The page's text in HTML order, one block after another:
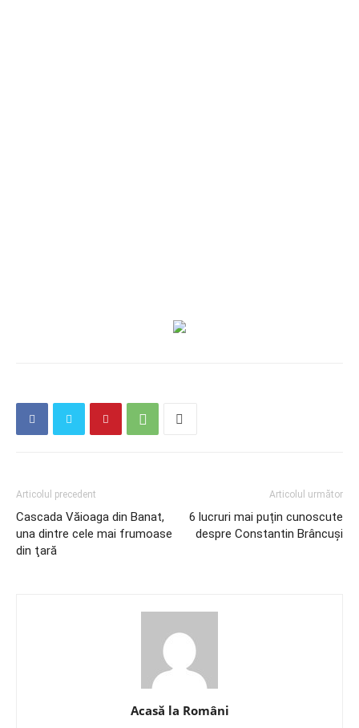
Articolul precedent
Cascada Văioaga din Banat,
una dintre cele mai frumoase
din ţară
Articolul următor
6 lucruri mai puțin cunoscute
despre Constantin Brâncuși
Acasă la Români